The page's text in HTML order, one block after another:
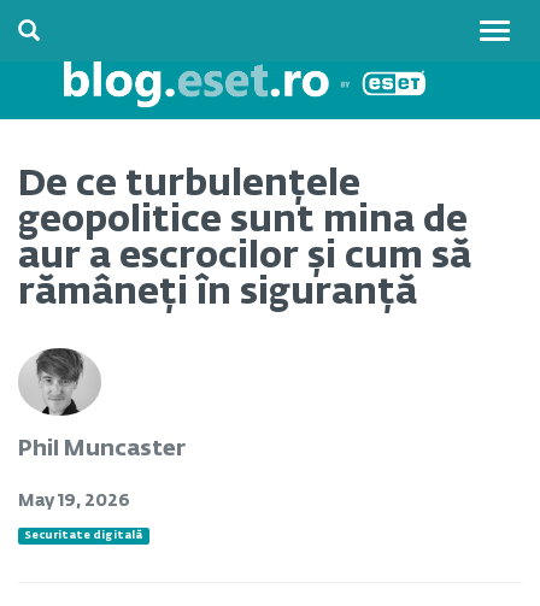
De ce turbulențele
geopolitice sunt mina de
aur a escrocilor și cum să
rămâneți în siguranță
Phil Muncaster
May 19, 2026
Securitate digitală